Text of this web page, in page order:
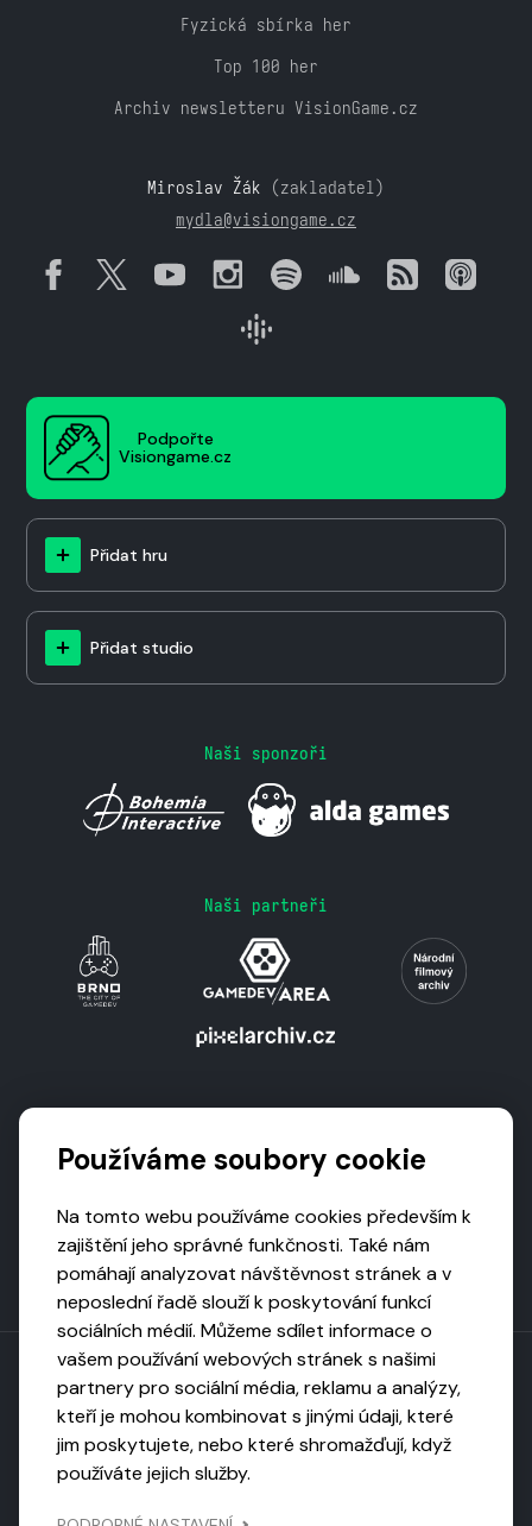
Fyzická sbírka her
Top 100 her
Archiv newsletteru VisionGame.cz
Miroslav Žák (zakladatel)
mydla@visiongame.cz
Podpořte
Visiongame.cz
Přidat hru
Přidat studio
Naši sponzoři
Naši partneři
Toto dílo podléhá licenci CC BY-NC-ND
Uveďte původ, neužívejte komerčně, nezpracovávejte.
Používáme soubory cookie
Na tomto webu používáme cookies především k
zajištění jeho správné funkčnosti. Také nám
pomáhají analyzovat návštěvnost stránek a v
neposlední řadě slouží k poskytování funkcí
sociálních médií. Můžeme sdílet informace o
vašem používání webových stránek s našimi
partnery pro sociální média, reklamu a analýzy,
kteří je mohou kombinovat s jinými údaji, které
jim poskytujete, nebo které shromažďují, když
používáte jejich služby.